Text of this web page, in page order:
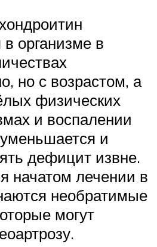
организме в
но с возрастом, а
физических
и воспалении
и
дефицит извне.
начатом лечении в
необратимые
могут